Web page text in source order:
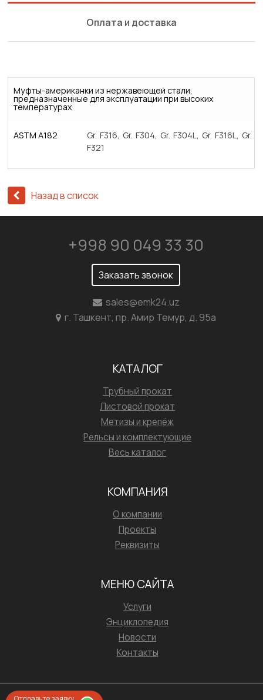
Оплата и доставка
Муфты-американки из нержавеющей стали,
предназначенные для эксплуатации при высоких
температурах
ASTM A182
Gr. F316, Gr. F304, Gr. F304L, Gr. F316L, Gr.
F321
Назад в список
+998 90 049 33 30
Заказать звонок
sales@emk24.uz
г. Ташкент, пр. Амир Темур, д. 95а
КАТАЛОГ
Трубный прокат
Листовой прокат
Метизы и крепёж
Рельсы и комплектующие
Весь каталог
КОМПАНИЯ
О компании
Проекты
Реквизиты
МЕНЮ САЙТА
Услуги
Энциклопедия
Новости
Контакты